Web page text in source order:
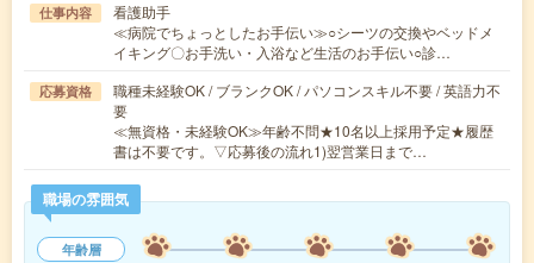
仕事内容
看護助手
≪病院でちょっとしたお手伝い≫○シーツの交換やベッドメ
イキング〇お手洗い・入浴など生活のお手伝い○診…
応募資格
職種未経験OK / ブランクOK / パソコンスキル不要 / 英語力不
要
≪無資格・未経験OK≫年齢不問★10名以上採用予定★履歴
書は不要です。▽応募後の流れ1)翌営業日まで…
職場の雰囲気
年齢層